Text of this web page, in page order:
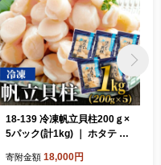
18-139 冷凍帆立貝柱200ｇ×
5パック(計1kg) ｜ ホタテ ほ
寄附金額 18,000円